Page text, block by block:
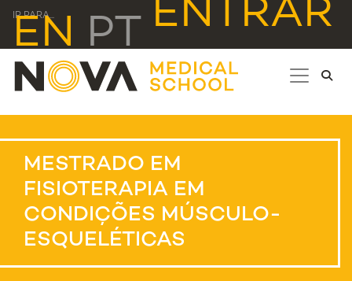
IR PARA... ENTRAR
EN PT
MESTRADO EM
FISIOTERAPIA EM
CONDIÇÕES MÚSCULO-
ESQUELÉTICAS